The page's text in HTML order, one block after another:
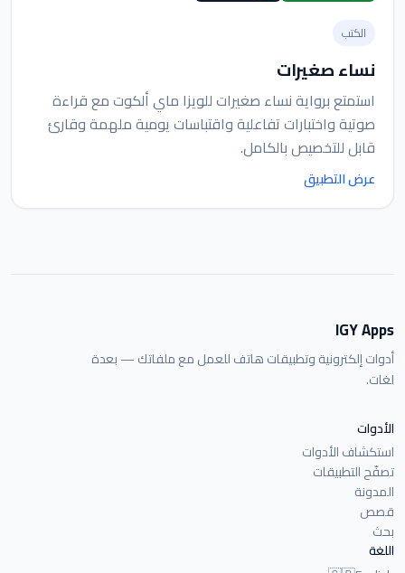
الكتب
نساء صغيرات
استمتع برواية نساء صغيرات للويزا ماي ألكوت مع قراءة
صوتية واختبارات تفاعلية واقتباسات يومية ملهمة وقارئ
قابل للتخصيص بالكامل.
عرض التطبيق
IGY Apps
أدوات إلكترونية وتطبيقات هاتف للعمل مع ملفاتك — بعدة
لغات.
الأدوات
استكشاف الأدوات
تصفّح التطبيقات
المدونة
قصص
بحث
اللغة